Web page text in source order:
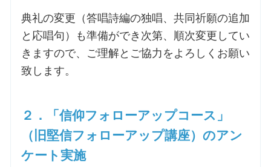
典礼の変更（答唱詩編の独唱、共同祈願の追加
と応唱句）も準備ができ次第、順次変更してい
きますので、ご理解とご協力をよろしくお願い
致します。
２．「信仰フォローアップコース」
（旧堅信フォローアップ講座）のアン
ケート実施